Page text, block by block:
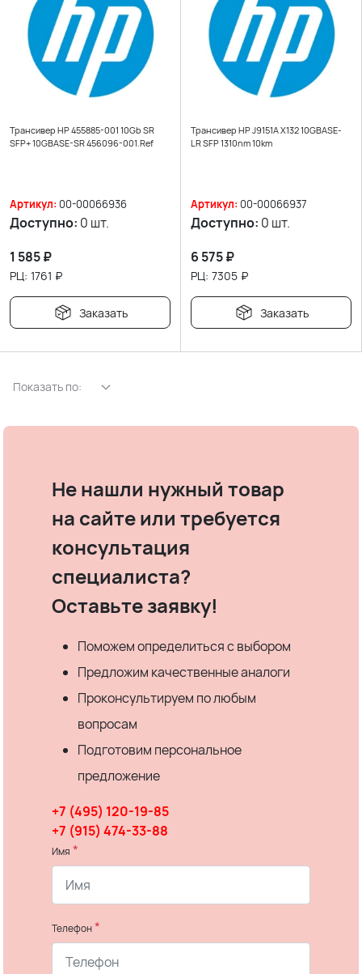
Трансивер HP 455885-001 10Gb SR
SFP+ 10GBASE-SR 456096-001.Ref
Артикул: 00-00066936
Доступно: 0 шт.
1 585₽
РЦ: 1761 ₽
Заказать
Трансивер HP J9151A X132 10GBASE-
LR SFP 1310nm 10km
Артикул: 00-00066937
Доступно: 0 шт.
6 575₽
РЦ: 7305 ₽
Заказать
Показать по:
Не нашли нужный товар
на сайте или требуется
консультация
специалиста?
Оставьте заявку!
Поможем определиться с выбором
Предложим качественные аналоги
Проконсультируем по любым
вопросам
Подготовим персональное
предложение
+7 (495) 120-19-85
+7 (915) 474-33-88
Имя *
Телефон*